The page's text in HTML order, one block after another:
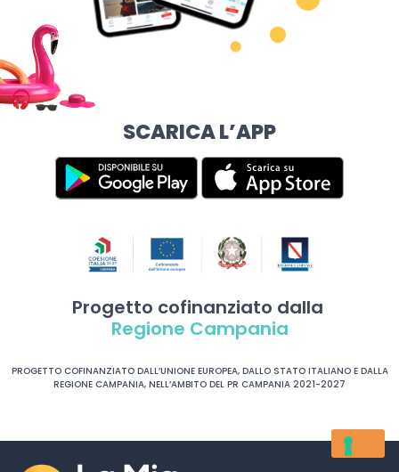
SCARICA L’APP
Progetto cofinanziato dalla
Regione Campania
PROGETTO COFINANZIATO DALL’UNIONE EUROPEA, DALLO STATO ITALIANO E DALLA
REGIONE CAMPANIA, NELL’AMBITO DEL PR CAMPANIA 2021-2027